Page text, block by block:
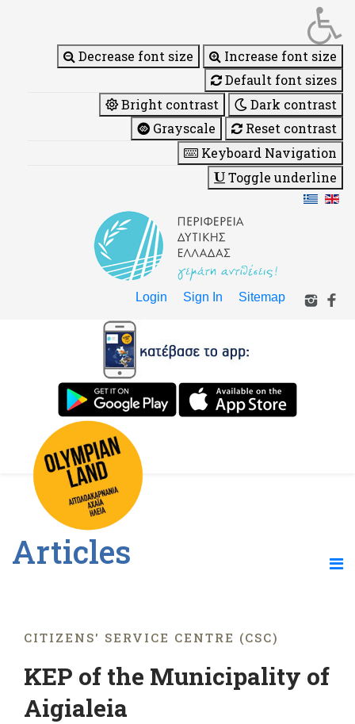
Decrease font size
Increase font size
Default font sizes
Bright contrast
Dark contrast
Grayscale
Reset contrast
Keyboard Navigation
Toggle underline
Login Sign In Sitemap
Articles
CITIZENS' SERVICE CENTRE (CSC)
KEP of the Municipality of
Aigialeia